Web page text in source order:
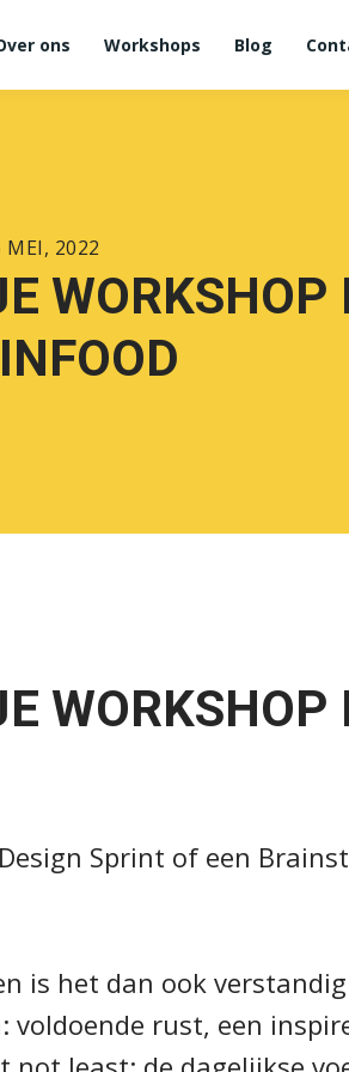
ons Workshops Blog
MEI, 2022
WORKSHOP
Sprint of een
is het dan ook
rust, een